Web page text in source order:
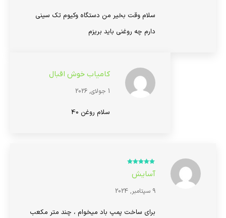
سلام وقت بخیر من دستگاه وکیوم تک سینی
دارم چه روغنی باید بریزم
کامیاب خوش اقبال
1 جولای, 2026
سلام روغن 40
آسایش
9 سپتامبر, 2024
برای ساخت پمپ باد میخوام ، چند متر مکعب